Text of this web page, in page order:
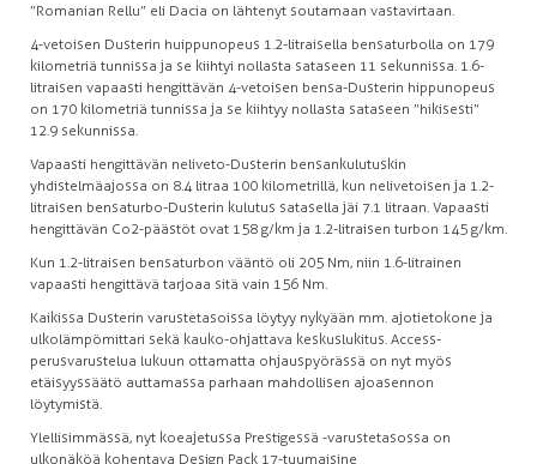
”Romanian Rellu” eli Dacia on lähtenyt soutamaan vastavirtaan.
4-vetoisen Dusterin huippunopeus 1.2-litraisella bensaturbolla on 179
kilometriä tunnissa ja se kiihtyi nollasta sataseen 11 sekunnissa. 1.6-
litraisen vapaasti hengittävän 4-vetoisen bensa-Dusterin hippunopeus
on 170 kilometriä tunnissa ja se kiihtyy nollasta sataseen ”hikisesti”
12.9 sekunnissa.
Vapaasti hengittävän neliveto-Dusterin bensankulutuskin
yhdistelmäajossa on 8.4 litraa 100 kilometrillä, kun nelivetoisen ja 1.2-
litraisen bensaturbo-Dusterin kulutus satasella jäi 7.1 litraan. Vapaasti
hengittävän Co2-päästöt ovat 158 g/km ja 1.2-litraisen turbon 145 g/km.
Kun 1.2-litraisen bensaturbon vääntö oli 205 Nm, niin 1.6-litrainen
vapaasti hengittävä tarjoaa sitä vain 156 Nm.
Kaikissa Dusterin varustetasoissa löytyy nykyään mm. ajotietokone ja
ulkolämpömittari sekä kauko-ohjattava keskuslukitus. Access-
perusvarustelua lukuun ottamatta ohjauspyörässä on nyt myös
etäisyyssäätö auttamassa parhaan mahdollisen ajoasennon
löytymistä.
Ylellisimmässä, nyt koeajetussa Prestigessä -varustetasossa on
ulkonäköä kohentava Design Pack 17-tuumaisine